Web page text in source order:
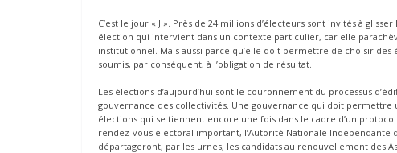
C’est le jour « J ». Près de 24 millions d’électeurs sont invités à
élection qui intervient dans un contexte particulier, car elle
institutionnel. Mais aussi parce qu’elle doit permettre de choisir
soumis, par conséquent, à l’obligation de résultat.
Les élections d’aujourd’hui sont le couronnement du processus
gouvernance des collectivités. Une gouvernance qui doit
élections qui se tiennent encore une fois dans le cadre d’un
rendez-vous électoral important, l’Autorité Nationale Indépendante
départageront, par les urnes, les candidats au renouvellement des